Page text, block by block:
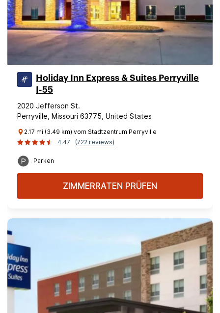
Holiday Inn Express & Suites Perryville
I-55
2020 Jefferson St.
Perryville, Missouri 63775, United States
2.17 mi (3.49 km) vom Stadtzentrum Perryville
4.47
(722 reviews)
Parken
ZIMMERRATEN PRÜFEN